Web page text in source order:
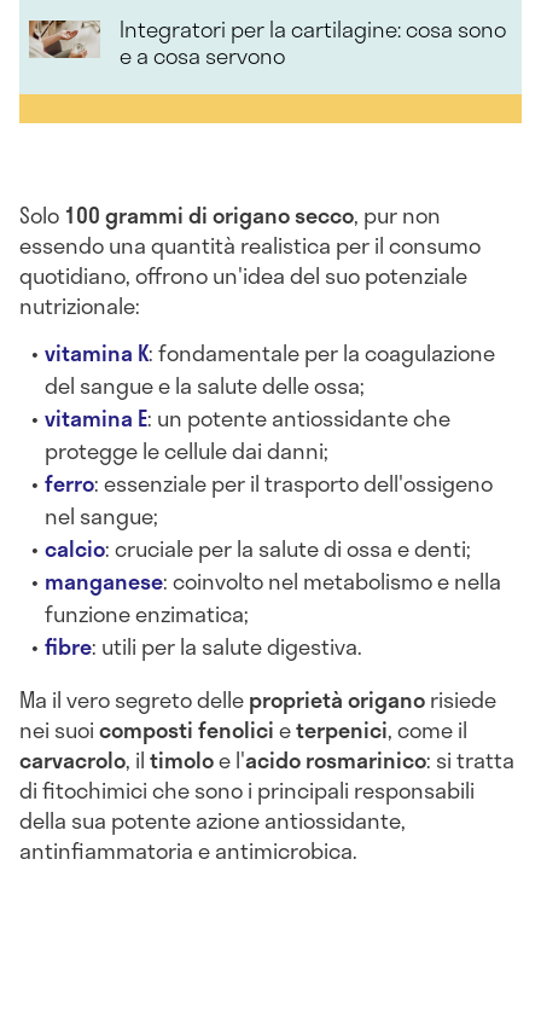
Integratori per la cartilagine: cosa sono
e a cosa servono
Solo 100 grammi di origano secco, pur non
essendo una quantità realistica per il consumo
quotidiano, offrono un'idea del suo potenziale
nutrizionale:
vitamina K: fondamentale per la coagulazione
del sangue e la salute delle ossa;
vitamina E: un potente antiossidante che
protegge le cellule dai danni;
ferro: essenziale per il trasporto dell'ossigeno
nel sangue;
calcio: cruciale per la salute di ossa e denti;
manganese: coinvolto nel metabolismo e nella
funzione enzimatica;
fibre: utili per la salute digestiva.
Ma il vero segreto delleproprietà origanorisiede
nei suoicomposti fenolicieterpenici, come il
carvacrolo, iltimoloe l'acido rosmarinico: si tratta
di fitochimici che sono i principali responsabili
della sua potente azione antiossidante,
antinfiammatoria e antimicrobica.